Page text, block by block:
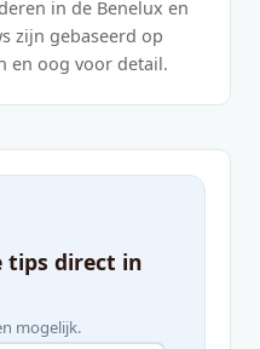
in de Benelux en
zijn gebaseerd op
en oog voor detail.
tips direct in
mogelijk.